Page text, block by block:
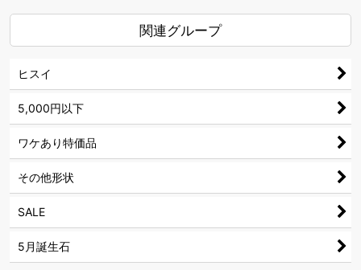
関連グループ
ヒスイ
5,000円以下
ワケあり特価品
その他形状
SALE
5月誕生石